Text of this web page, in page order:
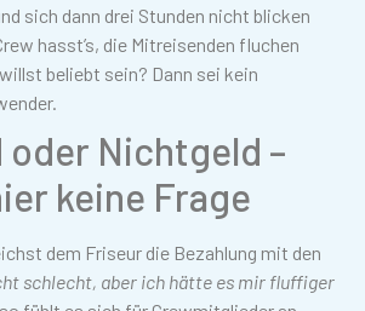
sich dann drei Stunden nicht blicken
hasst’s, die Mitreisenden fluchen
beliebt sein? Dann sei kein
oder Nichtgeld –
keine Frage
dem Friseur die Bezahlung mit den
schlecht, aber ich hätte es mir fluffiger